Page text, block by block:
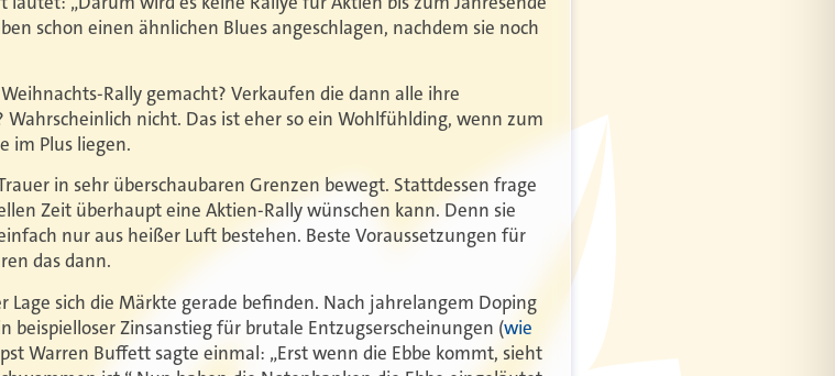
schon einen ähnlichen Blues angeschlagen, nachdem sie noch
Rally gemacht? Verkaufen die dann alle ihre
nicht. Das ist eher so ein Wohlfühlding, wenn zum
im Plus liegen.
in sehr überschaubaren Grenzen bewegt. Stattdessen frage
Zeit überhaupt eine Aktien-Rally wünschen kann. Denn sie
nur aus heißer Luft bestehen. Beste Voraussetzungen für
dasdann.
sich die Märkte gerade befinden. Nach jahrelangem Doping
beispielloser Zinsanstieg für brutale Entzugserscheinungen (wie
Warren Buffett sagte einmal: „Erst wenn die Ebbe kommt, sieht